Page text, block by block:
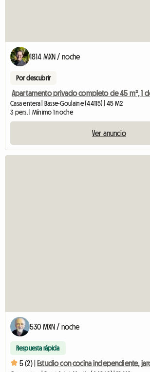
1814 MXN / noche
Por descubrir
Casa entera | Basse-Goulaine (44115) | 45 M2
3 pers. | Mínimo 1 noche
Ver anuncio
530 MXN / noche
Respuesta rápida
5 (2) |